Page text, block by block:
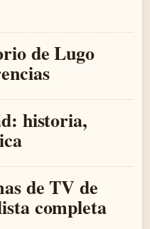
de Lugo
historia,
de TV de
completa